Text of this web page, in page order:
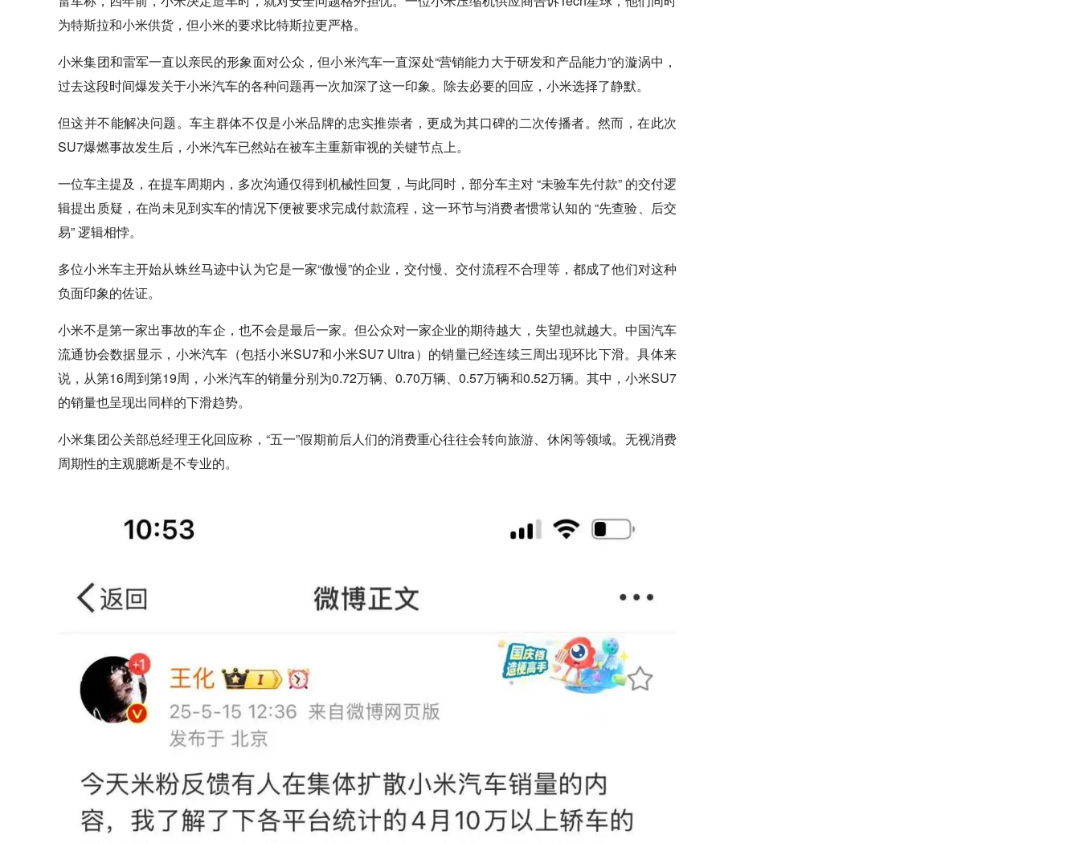
为特斯拉和小米供货，但小米的要求比特斯拉更严格。
小米集团和雷军一直以亲民的形象面对公众，但小米汽车一直深处“营销能力大于研发和产品能力”的漩涡中，
过去这段时间爆发关于小米汽车的各种问题再一次加深了这一印象。除去必要的回应，小米选择了静默。
但这并不能解决问题。车主群体不仅是小米品牌的忠实推崇者，更成为其口碑的二次传播者。然而，在此次
SU7爆燃事故发生后，小米汽车已然站在被车主重新审视的关键节点上。
一位车主提及，在提车周期内，多次沟通仅得到机械性回复，与此同时，部分车主对 “未验车先付款” 的交付逻
辑提出质疑，在尚未见到实车的情况下便被要求完成付款流程，这一环节与消费者惯常认知的 “先查验、后交
易” 逻辑相悖。
多位小米车主开始从蛛丝马迹中认为它是一家“傲慢”的企业，交付慢、交付流程不合理等，都成了他们对这种
负面印象的佐证。
小米不是第一家出事故的车企，也不会是最后一家。但公众对一家企业的期待越大，失望也就越大。中国汽车
流通协会数据显示，小米汽车（包括小米SU7和小米SU7 Ultra）的销量已经连续三周出现环比下滑。具体来
说，从第16周到第19周，小米汽车的销量分别为0.72万辆、0.70万辆、0.57万辆和0.52万辆。其中，小米SU7
的销量也呈现出同样的下滑趋势。
小米集团公关部总经理王化回应称，“五一”假期前后人们的消费重心往往会转向旅游、休闲等领域。无视消费
周期性的主观臆断是不专业的。